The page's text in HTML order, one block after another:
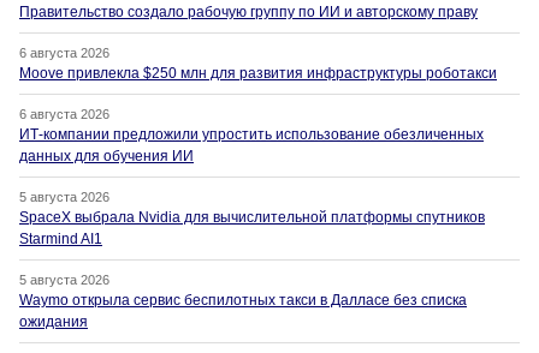
Правительство создало рабочую группу по ИИ и авторскому праву
6 августа 2026
Moove привлекла $250 млн для развития инфраструктуры роботакси
6 августа 2026
ИТ-компании предложили упростить использование обезличенных
данных для обучения ИИ
5 августа 2026
SpaceX выбрала Nvidia для вычислительной платформы спутников
Starmind AI1
5 августа 2026
Waymo открыла сервис беспилотных такси в Далласе без списка
ожидания